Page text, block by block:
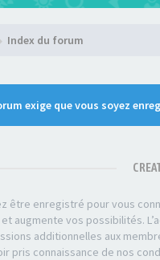
Index du forum
exige que vous soyez
être enregistré pour vous
augmente vos possibilités.
additionnelles aux
pris connaissance de nos